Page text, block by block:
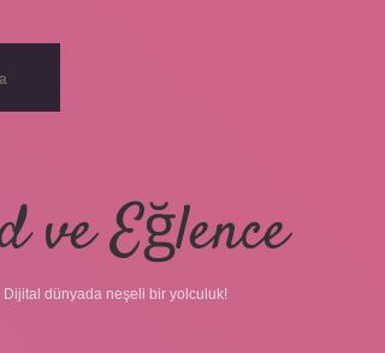
ve Eğlence
Dijital dünyada neşeli bir yolculuk!